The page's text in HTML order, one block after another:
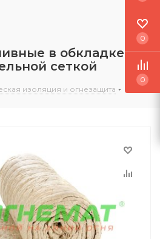
в обкладке
сеткой
изоляция и огнезащита
0
0